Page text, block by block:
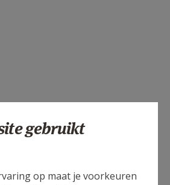
gebruikt
op maat je voorkeuren